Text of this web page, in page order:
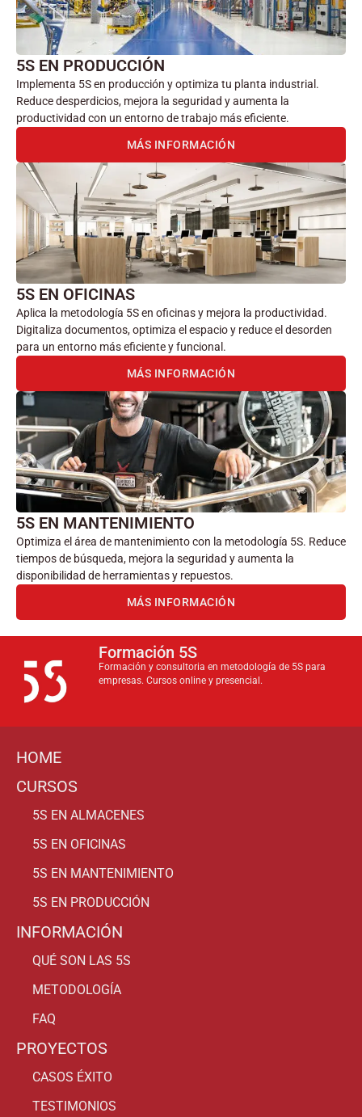
5S EN PRODUCCIÓN
Implementa 5S en producción y optimiza tu planta industrial.
Reduce desperdicios, mejora la seguridad y aumenta la
productividad con un entorno de trabajo más eficiente.
MÁS INFORMACIÓN
5S EN OFICINAS
Aplica la metodología 5S en oficinas y mejora la productividad.
Digitaliza documentos, optimiza el espacio y reduce el desorden
para un entorno más eficiente y funcional.
MÁS INFORMACIÓN
5S EN MANTENIMIENTO
Optimiza el área de mantenimiento con la metodología 5S. Reduce
tiempos de búsqueda, mejora la seguridad y aumenta la
disponibilidad de herramientas y repuestos.
MÁS INFORMACIÓN
Formación 5S
Formación y consultoria en metodología de 5S para
empresas. Cursos online y presencial.
HOME
CURSOS
5S EN ALMACENES
5S EN OFICINAS
5S EN MANTENIMIENTO
5S EN PRODUCCIÓN
INFORMACIÓN
QUÉ SON LAS 5S
METODOLOGÍA
FAQ
PROYECTOS
CASOS ÉXITO
TESTIMONIOS